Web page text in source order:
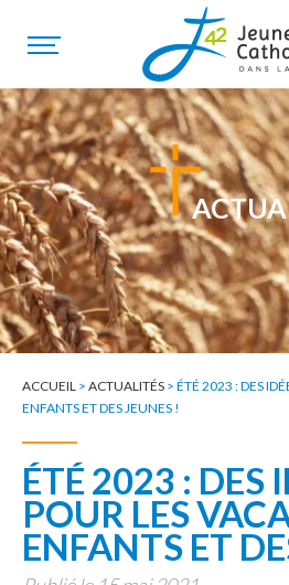
ACCUEIL > ACTUALITÉS > ÉTÉ 2023 : DES
ENFANTS ET DES JEUNES !
ÉTÉ 2023 : DES
POUR LES
ENFANTS ET